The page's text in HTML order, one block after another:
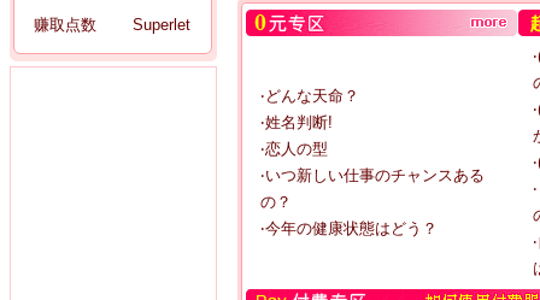
赚取点数
Superlet
‧どんな天命？
‧姓名判断!
‧恋人の型
‧いつ新しい仕事のチャンスある
の？
‧今年の健康状態はどう？